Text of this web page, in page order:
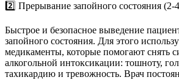
2️⃣ Прерывание запойного состояния (2-
Быстрое и безопасное выведение
запойного состояния. Для этого
медикаменты, которые помогают снять
алкогольной интоксикации: тошноту,
тахикардию и тревожность. Врач